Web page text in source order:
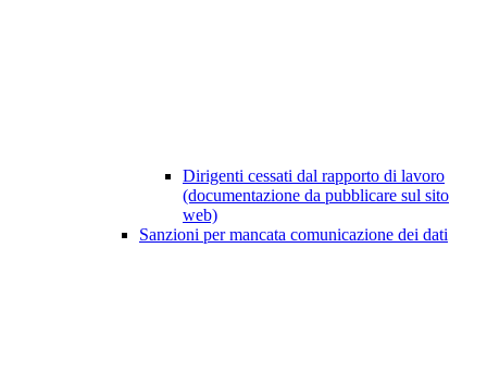
Dirigenti cessati dal rapporto di lavoro
(documentazione da pubblicare sul sito
web)
Sanzioni per mancata comunicazione dei dati